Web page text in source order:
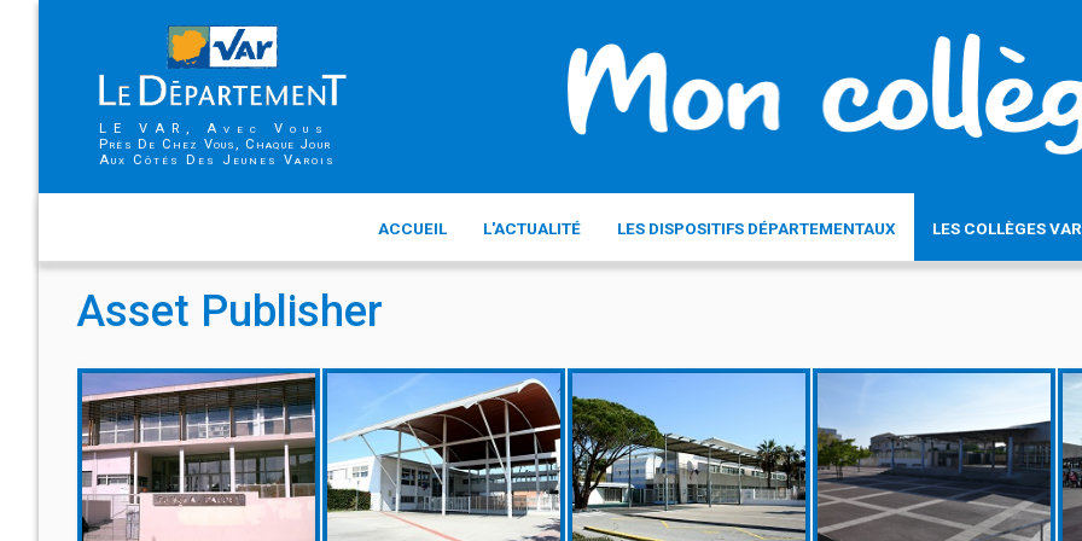
LE VAR, Avec Vous
Près De Chez Vous, Chaque Jour
Aux Côtés Des Jeunes Varois
ACCUEIL L'ACTUALITÉ LES DISPOSITIFS DÉPARTEMENTAUX LES COLLÈGES
Asset Publisher